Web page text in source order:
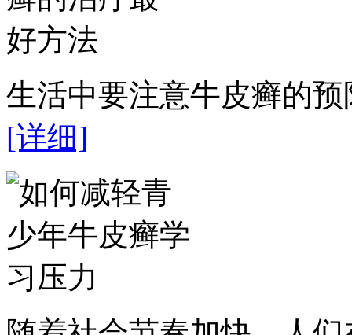
生活中要注意牛皮癣的
[详细]